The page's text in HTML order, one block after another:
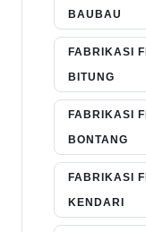
BAUBAU
FABRIKASI
BITUNG
FABRIKASI
BONTANG
FABRIKASI
KENDARI